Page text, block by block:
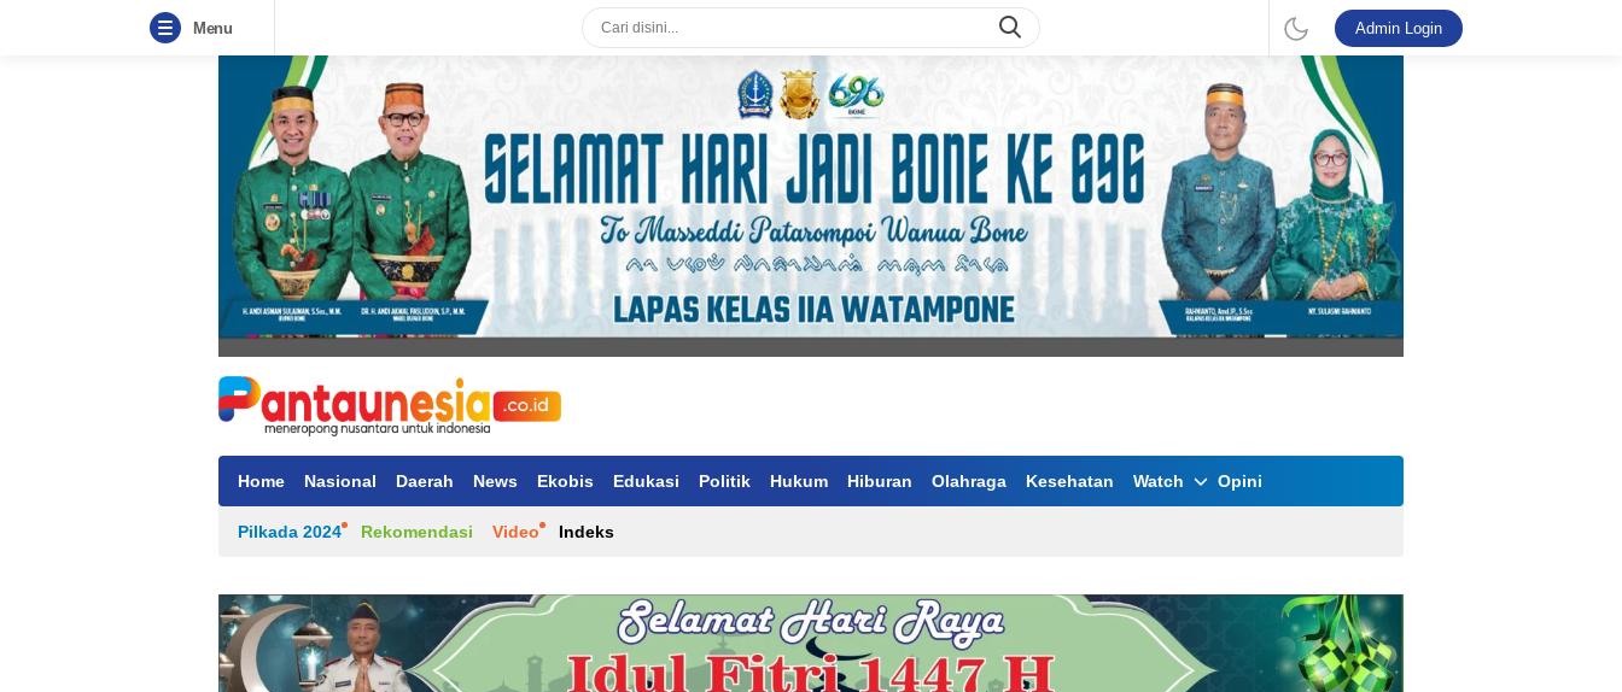
Menu Admin Login
Home Nasional Daerah News Ekobis Edukasi Politik Hukum Hiburan Olahraga Kesehatan Watch Opini
Pilkada 2024 Rekomendasi Video Indeks